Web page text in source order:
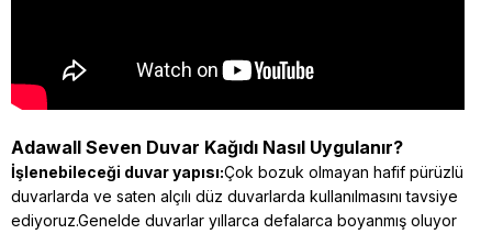
Adawall Seven Duvar Kağıdı Nasıl Uygulanır?
İşlenebileceği duvar yapısı:Çok bozuk olmayan hafif pürüzlü
duvarlarda ve saten alçılı düz duvarlarda kullanılmasını tavsiye
ediyoruz.Genelde duvarlar yıllarca defalarca boyanmış oluyor